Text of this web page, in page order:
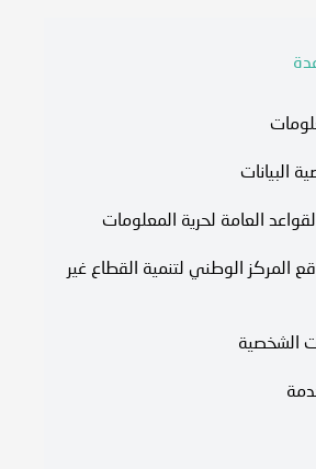
البيانات
العامة لحرية المعلومات
المركز الوطني لتنمية القطاع غير
الشخصية